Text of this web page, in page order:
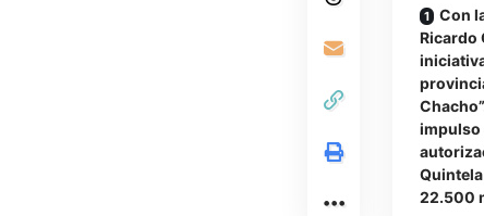
Con
Ricardo
impulso
22.500